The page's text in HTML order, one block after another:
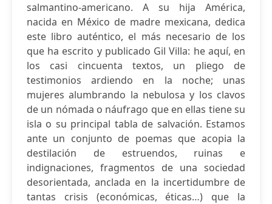
salmantino-americano. A su hija América,
nacida en México de madre mexicana, dedica
este libro auténtico, el más necesario de los
que ha escrito y publicado Gil Villa: he aquí, en
los casi cincuenta textos, un pliego de
testimonios ardiendo en la noche; unas
mujeres alumbrando la nebulosa y los clavos
de un nómada o náufrago que en ellas tiene su
isla o su principal tabla de salvación. Estamos
ante un conjunto de poemas que acopia la
destilación de estruendos, ruinas e
indignaciones, fragmentos de una sociedad
desorientada, anclada en la incertidumbre de
tantas crisis (económicas, éticas…) que la